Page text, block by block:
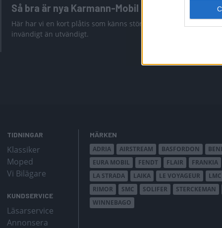
Så bra är nya Karmann-Mobil
Här har vi en kort plåtis som känns större
invändigt än utvändigt.
Tabbert
för
TIDNINGAR
Klassiker
Moped
Vi Bilägare
KUNDSERVICE
Läsarservice
Annonsera
MÄRKEN
ADRIA
AIRSTREAM BASFORDON
EURA MOBIL
FENDT FLAIR FRANKIA
LA STRADA
LAIKA LE VOYAGEUR LMC
RIMOR
SMC SOLIFER STERCKEMAN
WINNEBAGO